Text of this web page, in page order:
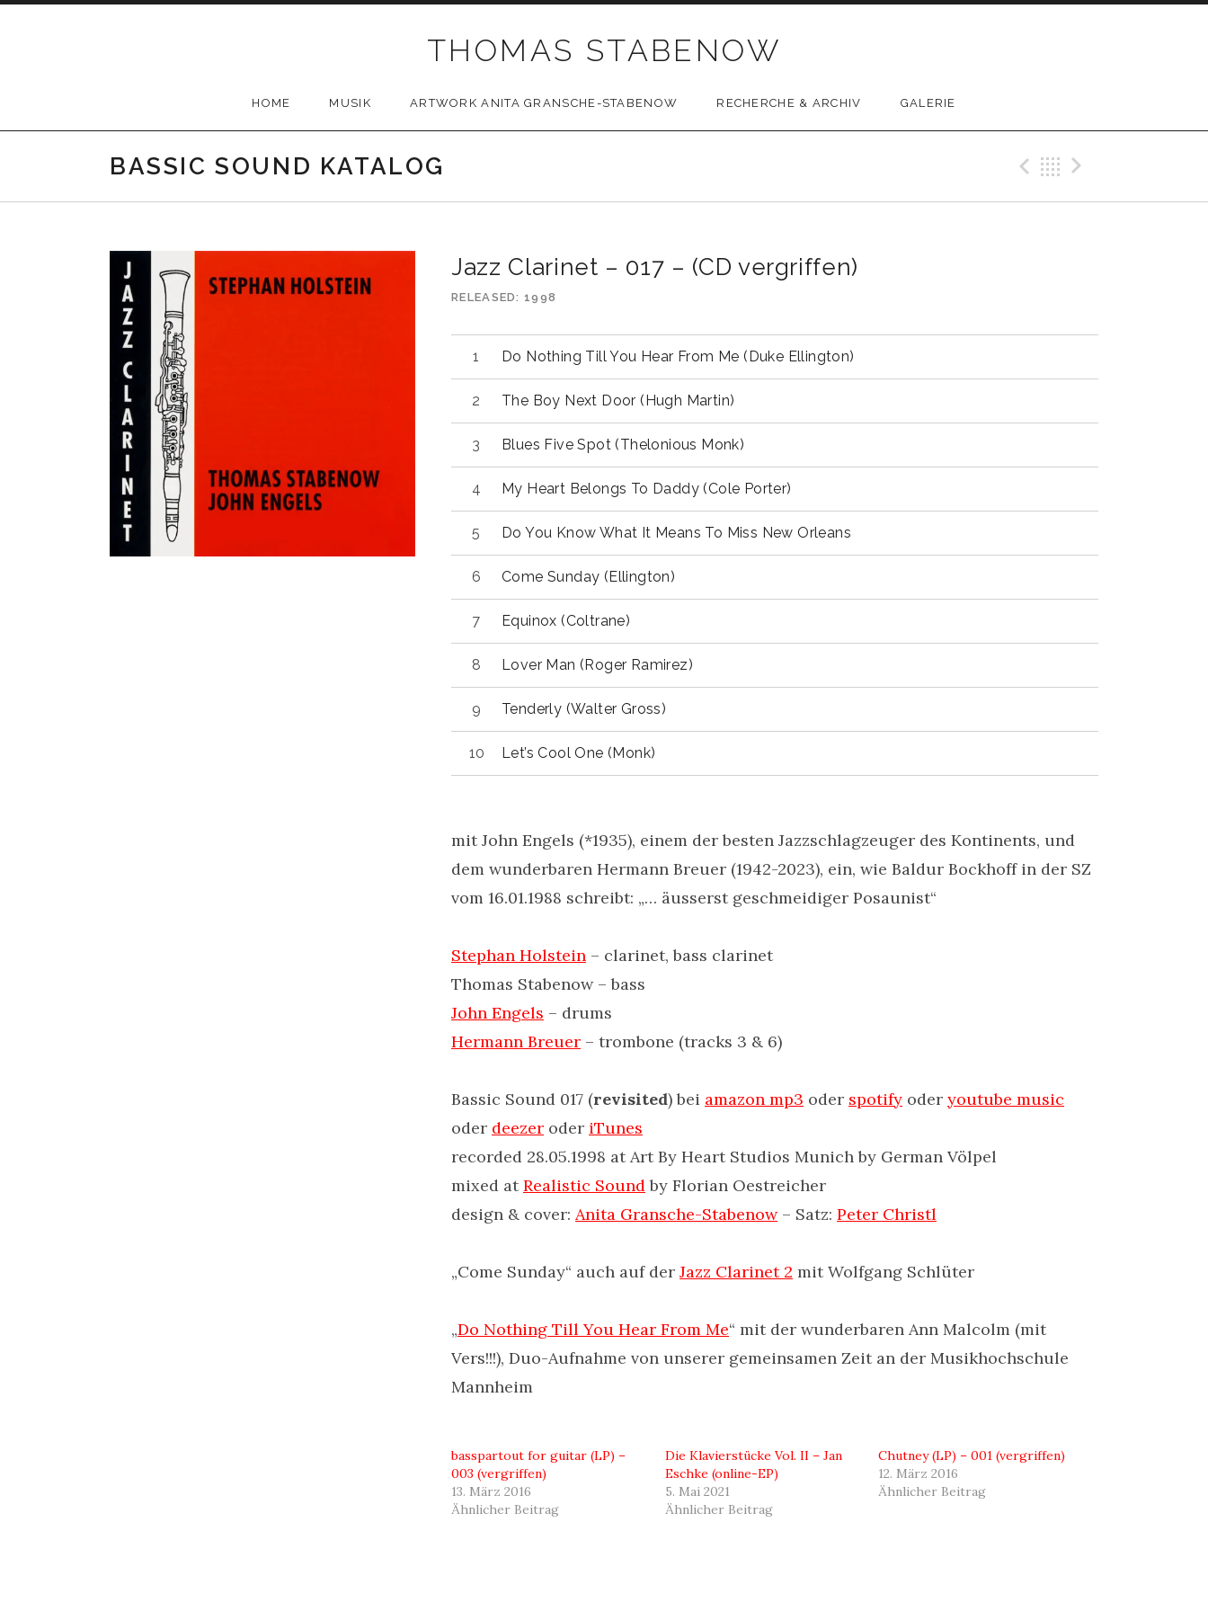
THOMAS STABENOW
HOME MUSIK ARTWORK ANITA GRANSCHE-STABENOW RECHERCHE & ARCHIV GALERIE
BASSIC SOUND KATALOG Previous
Back
Jazz Clarinet – 017 – (CD vergriffen)
RELEASED 1998
Do Nothing Till You Hear From Me (Duke Ellington)
The Boy Next Door (Hugh Martin)
Blues Five Spot (Thelonious Monk)
My Heart Belongs To Daddy (Cole Porter)
Do You Know What It Means To Miss New Orleans
Come Sunday (Ellington)
Equinox (Coltrane)
Lover Man (Roger Ramirez)
Tenderly (Walter Gross)
Let’s Cool One (Monk)
mit John Engels (*1935), einem der besten Jazzschlagzeuger des Kontinents, und
dem wunderbaren Hermann Breuer (1942-2023), ein, wie Baldur Bockhoff in der SZ
vom 16.01.1988 schreibt: „… äusserst geschmeidiger Posaunist“
Stephan Holstein – clarinet, bass clarinet
Thomas Stabenow – bass
John Engels – drums
Hermann Breuer – trombone (tracks 3 & 6)
Bassic Sound 017 (revisited) bei amazon mp3 oder spotify oder youtube music
oder deezer oder iTunes
recorded 28.05.1998 at Art By Heart Studios Munich by German Völpel
mixed atRealistic Soundby Florian Oestreicher
design & cover: Anita Gransche-Stabenow– Satz: Peter Christl
„Come Sunday“ auch auf der Jazz Clarinet 2 mit Wolfgang Schlüter
„Do Nothing Till You Hear From Me“ mit der wunderbaren Ann Malcolm (mit
Vers!!!), Duo-Aufnahme von unserer gemeinsamen Zeit an der Musikhochschule
Mannheim
basspartout for guitar (LP) –
003 (vergriffen)
13. März 2016
Ähnlicher Beitrag
Die Klavierstücke Vol. II – Jan
Eschke (online-EP)
5. Mai 2021
Ähnlicher Beitrag
Chutney (LP) – 001 (vergriffen)
12. März 2016
Ähnlicher Beitrag